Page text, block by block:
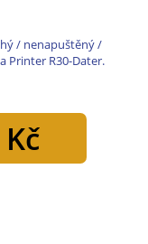
/ nenapuštěný /
Printer R30-Dater.